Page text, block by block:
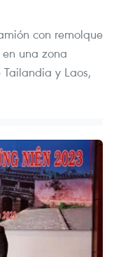
con remolque
una zona
y Laos,